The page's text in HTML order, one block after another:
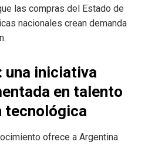
las compras del Estado de
nacionales crean demanda
una iniciativa
en talento
tecnológica
ofrece a Argentina